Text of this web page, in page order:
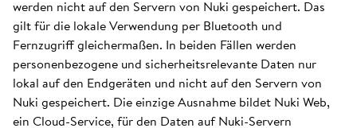
werden nicht auf den Servern von Nuki gespeichert. Das
gilt für die lokale Verwendung per Bluetooth und
Fernzugriff gleichermaßen. In beiden Fällen werden
personenbezogene und sicherheitsrelevante Daten nur
lokal auf den Endgeräten und nicht auf den Servern von
Nuki gespeichert. Die einzige Ausnahme bildet Nuki Web,
ein Cloud-Service, für den Daten auf Nuki-Servern